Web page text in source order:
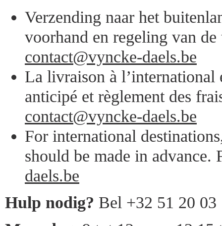
Verzending naar het
voorhand en regeling van
contact@vyncke-daels.be
La livraison à l’international
anticipé et règlement des
contact@vyncke-daels.be
For international
should be made in advance.
daels.be
Hulp nodig? Bel +32 51 20 03